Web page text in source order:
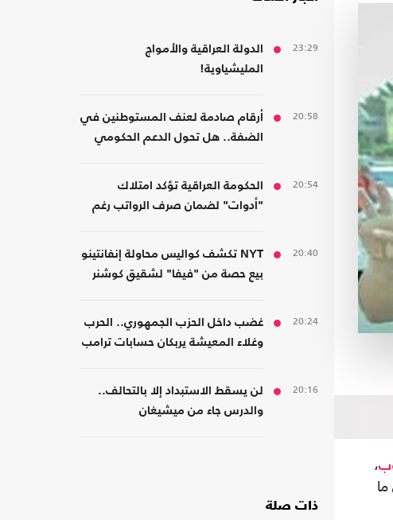
،
23:29
الدولة العراقية والأمواج
المليشياوية!
20:58
أرقام صادمة لعنف المستوطنين في
الضفة.. هل تحول الدعم الحكومي
20:54
الحكومة العراقية تؤكد امتلاك
"أدوات" لضمان صرف الرواتب رغم
20:40
NYT تكشف كواليس محاولة إنفانتينو
بيع حصة من "فيفا" لشقيق كوشنر
20:24
غضب داخل الحزب الجمهوري.. الحرب
وغلاء المعيشة يربكان حسابات ترامب
20:16
لن يسقط الاستبداد إلا بالتحالف..
والدرس جاء من ميشيغان
ذات صلة